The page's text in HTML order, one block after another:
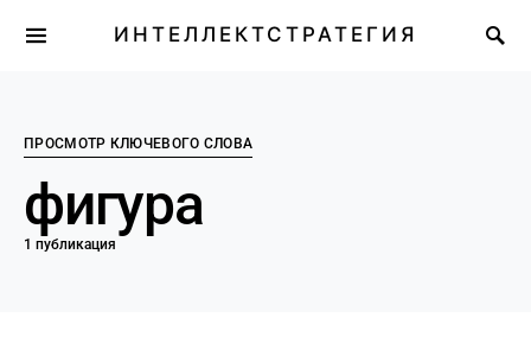
ИНТЕЛЛЕКТСТРАТЕГИЯ
ПРОСМОТР КЛЮЧЕВОГО СЛОВА
фигура
1 публикация